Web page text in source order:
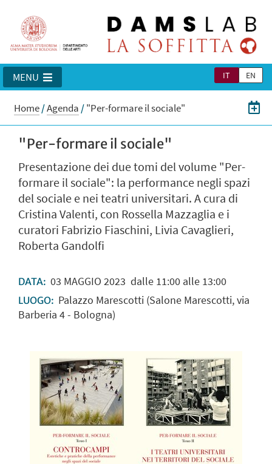
IT EN
MENU
Home/Agenda /"Per-formare il sociale"
"Per-formare il sociale"
Presentazione dei due tomi del volume "Per-
formare il sociale": la performance negli spazi
del sociale e nei teatri universitari. A cura di
Cristina Valenti, con Rossella Mazzaglia e i
curatori Fabrizio Fiaschini, Livia Cavaglieri,
Roberta Gandolfi
DATA: 03 MAGGIO 2023 dalle 11:00 alle 13:00
LUOGO: Palazzo Marescotti (Salone Marescotti, via
Barberia 4 - Bologna)